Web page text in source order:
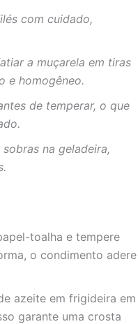
com cuidado,
a muçarela em tiras
e homogêneo.
de temperar, o que
na geladeira,
toalha e tempere
o condimento adere
azeite em frigideira em
garante uma crosta